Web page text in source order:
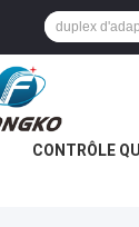
CONTRÔLE